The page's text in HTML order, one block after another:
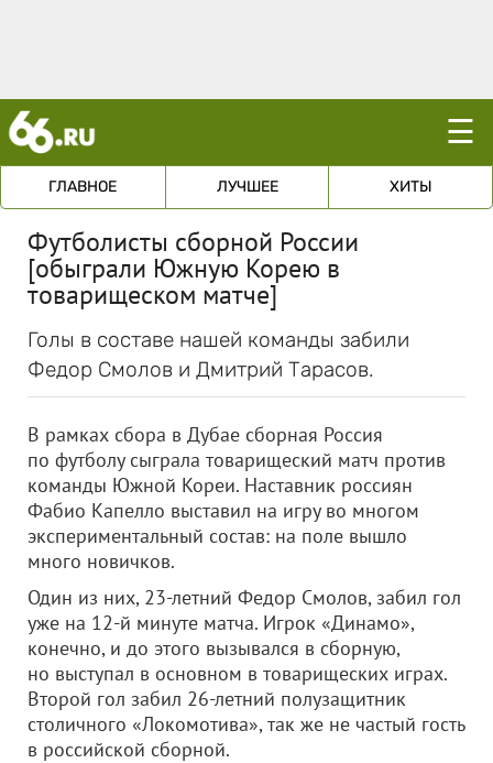
☰
ГЛАВНОЕ ЛУЧШЕЕ ХИТЫ
Футболисты сборной России
[обыграли Южную Корею в
товарищеском матче]
Голы в составе нашей команды забили
Федор Смолов и Дмитрий Тарасов.
В рамках сбора в Дубае сборная Россия
по футболу сыграла товарищеский матч против
команды Южной Кореи. Наставник россиян
Фабио Капелло выставил на игру во многом
экспериментальный состав: на поле вышло
много новичков.
Один из них, 23-летний Федор Смолов, забил гол
уже на 12-й минуте матча. Игрок «Динамо»,
конечно, и до этого вызывался в сборную,
но выступал в основном в товарищеских играх.
Второй гол забил 26-летний полузащитник
столичного «Локомотива», так же не частый гость
в российской сборной.